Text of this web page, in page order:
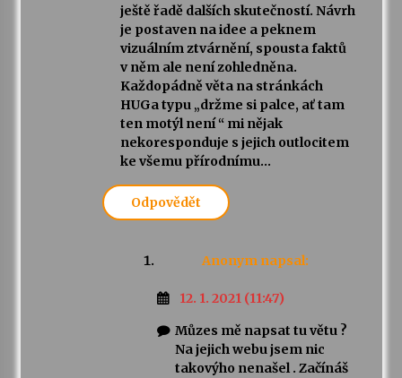
ještě řadě dalších skutečností. Návrh
je postaven na idee a peknem
vizuálním ztvárnění, spousta faktů
v něm ale není zohledněna.
Každopádně věta na stránkách
HUGa typu „držme si palce, ať tam
ten motýl není “ mi nějak
nekoresponduje s jejich outlocitem
ke všemu přírodnímu…
Odpovědět
Anonym napsal:
12. 1. 2021 (11:47)
Můzes mě napsat tu větu ?
Na jejich webu jsem nic
takovýho nenašel . Začínáš